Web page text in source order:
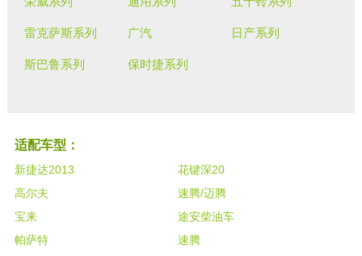
雷克萨斯系列 广汽 日产系列
斯巴鲁系列 保时捷系列
适配车型：
新捷达2013
花键深20
高尔夫
速腾/迈腾
宝来
途安柴油车
帕萨特
速腾